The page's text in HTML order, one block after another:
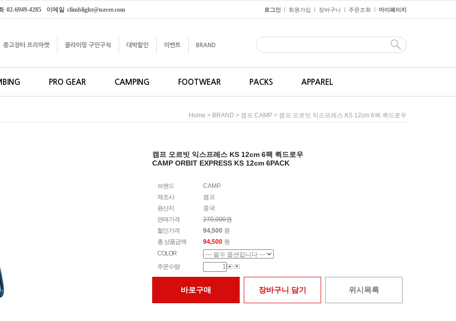
02-6949-4285 이메일 climblight@naver.com 로그인 ㅣ 회원가입 ㅣ 장바구니 ㅣ 주문조회 ㅣ 마이페이지
중고장터 프리마켓 클라이밍 구인구직 대박할인 이벤트 BRAND
PRO GEAR CAMPING FOOTWEAR PACKS APPAREL
Home > BRAND > 캠프 CAMP > 캠프 오르빗 익스프레스 KS 12cm 6팩 퀵드로우
캠프 오르빗 익스프레스 KS 12cm 6팩 퀵드로우
CAMP ORBIT EXPRESS KS 12cm 6PACK
브랜드
CAMP
제조사
캠프
원산지
중국
판매가격
270,000원
할인가격
94,500 원
총 상품금액
94,500 원
COLOR
주문수량
바로구매 장바구니 담기 위시목록